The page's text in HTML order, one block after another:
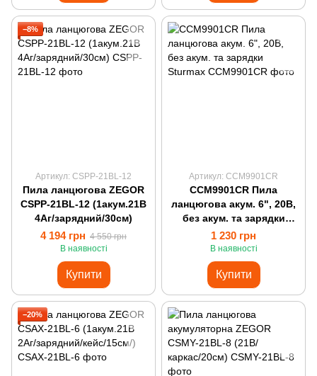
−8%
Артикул: CSPP-21BL-12
Пила ланцюгова ZEGOR
CSPP-21BL-12 (1акум.21В
4Аг/зарядний/30см)
4 194 грн 4 550 грн
В наявності
Купити
Артикул: CCM9901CR
CCM9901CR Пила
ланцюгова акум. 6", 20В,
без акум. та зарядки
Sturmax
1 230 грн
В наявності
Купити
−20%